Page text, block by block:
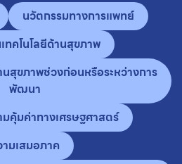
นวัตกรรมทางการแพทย์
ทคโนโลยีด้านสุขภาพ
นสุขภาพช่วงก่อนหรือระหว่างการ
พัฒนา
มคุ้มค่าทางเศรษฐศาสตร์
มเสมอภาค